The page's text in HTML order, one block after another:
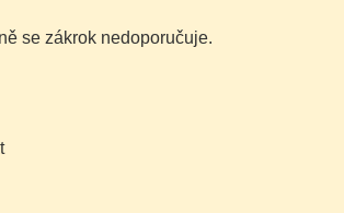
se zákrok nedoporučuje.